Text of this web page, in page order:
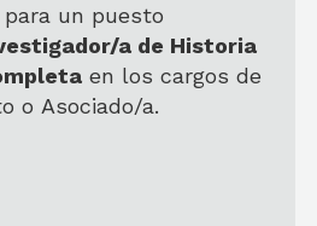
un puesto
a de Historia
en los cargos de
o Asociado/a.